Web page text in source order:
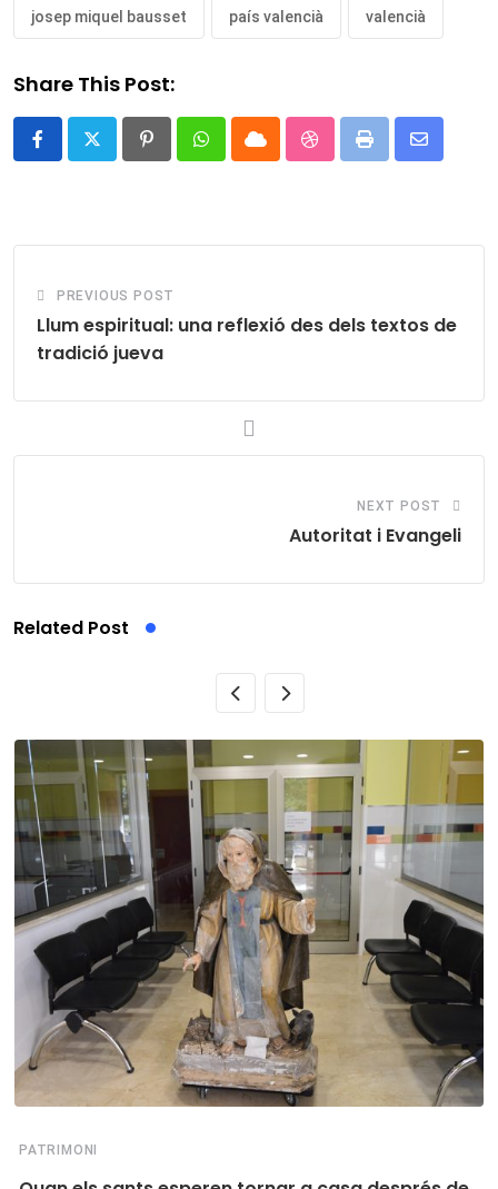
josep miquel bausset país valencià valencià
Share This Post:
PinterestWhatsappCloud StumbleUpon
Print
Share
PREVIOUS POST
Llum espiritual: una reflexió des dels textos de
tradició jueva
NEXT POST
Autoritat i Evangeli
Related Post
PATRIMONI